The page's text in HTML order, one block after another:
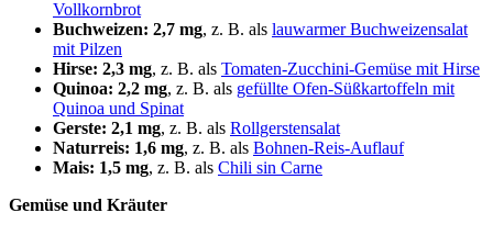
Vollkornbrot
Buchweizen: 2,7 mg, z. B. als lauwarmer Buchweizensalat
mit Pilzen
Hirse: 2,3 mg, z. B. als Tomaten-Zucchini-Gemüse mit Hirse
Quinoa: 2,2 mg, z. B. als gefüllte Ofen-Süßkartoffeln mit
Quinoa und Spinat
Gerste: 2,1 mg, z. B. als Rollgerstensalat
Naturreis: 1,6 mg, z. B. als Bohnen-Reis-Auflauf
Mais: 1,5 mg, z. B. als Chili sin Carne
Gemüse und Kräuter